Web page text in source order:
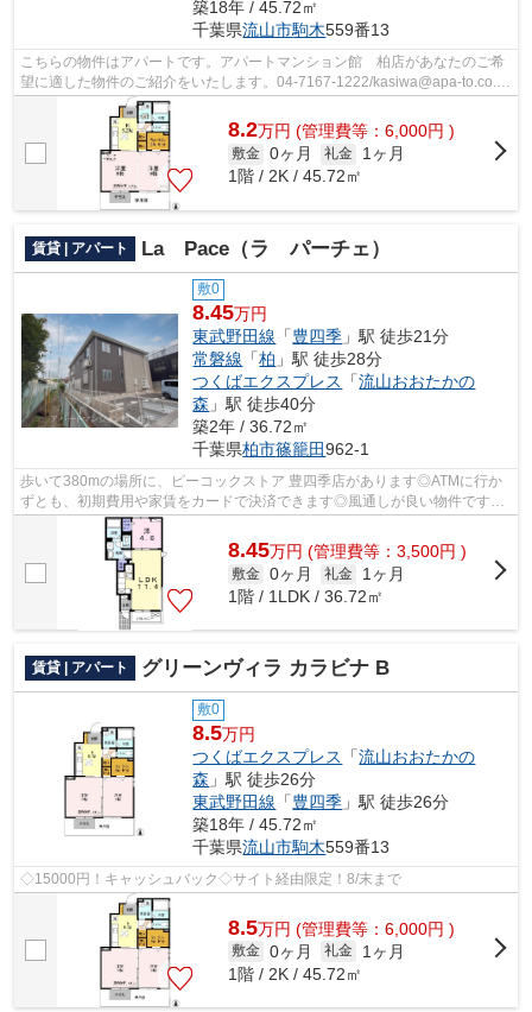
築18年 / 45.72㎡
千葉県流山市駒木559番13
こちらの物件はアパートです。アパートマンション館 柏店があなたのご希
望に適した物件のご紹介をいたします。04-7167-1222/kasiwa@apa-to.co.jp
にてご希望をお申し付けください。
8.2万円 (管理費等：6,000円 )
敷金 0ヶ月 礼金
1ヶ月
1階 / 2K / 45.72㎡
賃貸 | アパート La Pace（ラ パーチェ）
敷0
8.45万円
東武野田線 「豊四季 」駅 徒歩21分
常磐線 「柏 」駅 徒歩28分
つくばエクスプレス
「流山おおたかの
森 」駅 徒歩40分
築2年 / 36.72㎡
千葉県柏市篠籠田962-1
歩いて380mの場所に、ピーコックストア 豊四季店があります◎ATMに行か
ずとも、初期費用や家賃をカードで決済できます◎風通しが良い物件です◎
こちらの物件には自走式駐車場あり◎あなた...
8.45万円 (管理費等：3,500円 )
敷金 0ヶ月 礼金
1ヶ月
1階 / 1LDK / 36.72㎡
賃貸 | アパート グリーンヴィラ カラビナ B
敷0
8.5万円
つくばエクスプレス
「流山おおたかの
森 」駅 徒歩26分
東武野田線 「豊四季 」駅 徒歩26分
築18年 / 45.72㎡
千葉県流山市駒木559番13
◇15000円！キャッシュバック◇サイト経由限定！8/末まで
8.5万円 (管理費等：6,000円 )
敷金 0ヶ月 礼金
1ヶ月
1階 / 2K / 45.72㎡